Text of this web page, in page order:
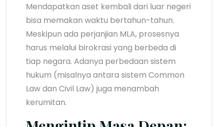
Mendapatkan aset kembali dari luar negeri
bisa memakan waktu bertahun-tahun.
Meskipun ada perjanjian MLA, prosesnya
harus melalui birokrasi yang berbeda di
tiap negara. Adanya perbedaan sistem
hukum (misalnya antara sistem Common
Law dan Civil Law) juga menambah
kerumitan.